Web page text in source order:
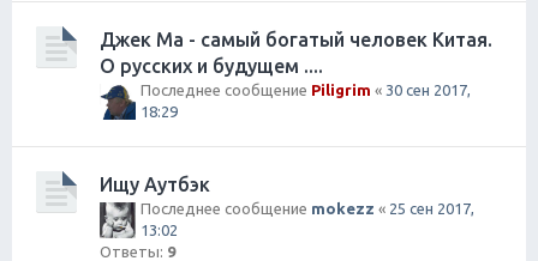
Джек Ма - самый богатый человек Китая.
О русских и будущем ....
Последнее сообщение Piligrim « 30 сен 2017,
18:29
Ищу Аутбэк
Последнее сообщение mokezz « 25 сен 2017,
13:02
Ответы: 9